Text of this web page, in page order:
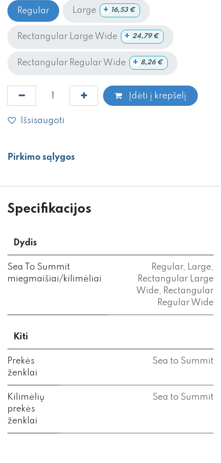
Regular Large + 16,53€
Rectangular Large Wide + 24,79€
Rectangular Regular Wide + 8,26€
Įdėti į krepšelį
Išsisaugoti
Pirkimo sąlygos
Specifikacijos
Dydis
Sea To Summit
miegmaišiai/kilimėliai
Regular, Large,
Rectangular Large
Wide, Rectangular
Regular Wide
Kiti
Prekės
ženklai
Sea to Summit
Kilimėlių
prekės
ženklai
Sea to Summit